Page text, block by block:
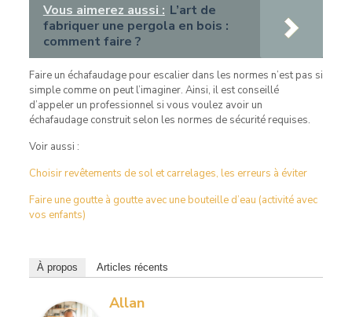
Vous aimerez aussi : L’art de
fabriquer une pergola en bois :
comment faire ?
Faire un échafaudage pour escalier dans les normes n’est pas si
simple comme on peut l’imaginer. Ainsi, il est conseillé
d’appeler un professionnel si vous voulez avoir un
échafaudage construit selon les normes de sécurité requises.
Voir aussi :
Choisir revêtements de sol et carrelages, les erreurs à éviter
Faire une goutte à goutte avec une bouteille d’eau (activité avec
vos enfants)
À propos Articles récents
Allan